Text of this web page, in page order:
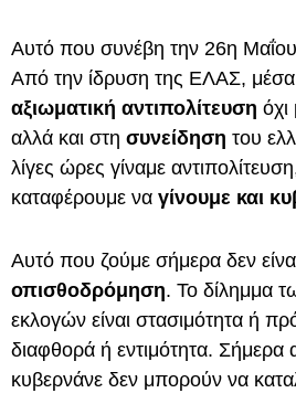
Αυτό που συνέβη την 26η
Από την ίδρυση της ΕΛΑΣ, μέσα
αξιωματική αντιπολίτευση όχι
αλλά και στη συνείδηση του
λίγες ώρες γίναμε
καταφέρουμε να γίνουμε και
Αυτό που ζούμε σήμερα δεν
οπισθοδρόμηση. Το δίλημμα
εκλογών είναι στασιμότητα ή
διαφθορά ή εντιμότητα. Σήμερα
κυβερνάνε δεν μπορούν να